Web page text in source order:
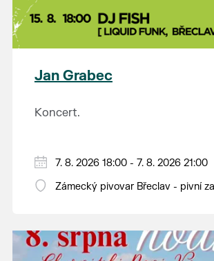
Jan Grabec
Koncert.
7. 8. 2026 18:00 - 7. 8. 2026 21:00
Zámecký pivovar Břeclav - pivní